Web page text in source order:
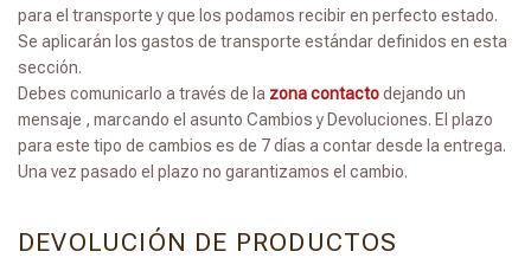
para el transporte y que los podamos recibir en perfecto estado.
Se aplicarán los gastos de transporte estándar definidos en esta
sección.
Debes comunicarlo a través de la zona contactodejando un
mensaje , marcando el asunto Cambios y Devoluciones. El plazo
para este tipo de cambios es de 7 días a contar desde la entrega.
Una vez pasado el plazo no garantizamos el cambio.
DEVOLUCIÓN DE PRODUCTOS